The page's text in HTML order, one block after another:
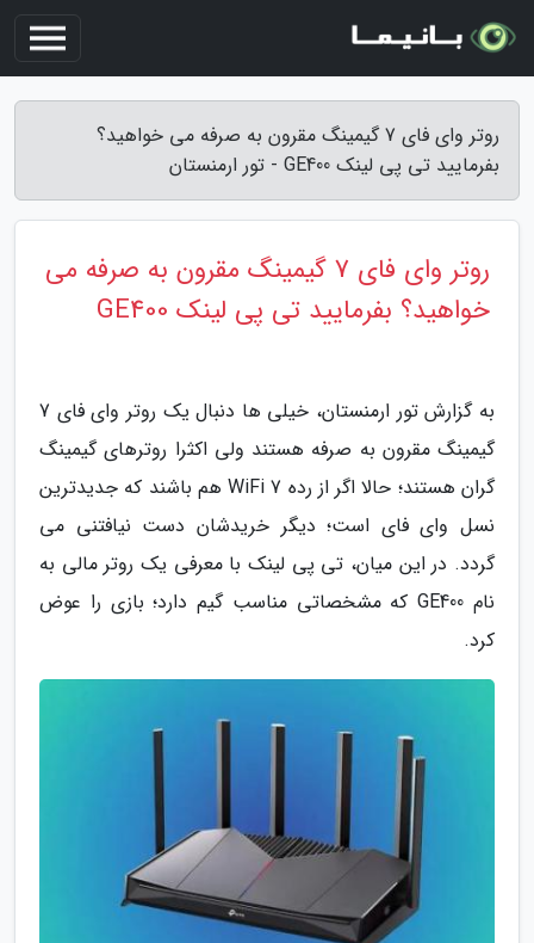
روتر وای فای 7 گیمینگ مقرون به صرفه می خواهید؟
بفرمایید تی پی لینک GE400 - تور ارمنستان
روتر وای فای 7 گیمینگ مقرون به صرفه می
خواهید؟ بفرمایید تی پی لینک GE400
به گزارش تور ارمنستان، خیلی ها دنبال یک روتر وای فای 7
گیمینگ مقرون به صرفه هستند ولی اکثرا روترهای گیمینگ
گران هستند؛ حالا اگر از رده WiFi 7 هم باشند که جدیدترین
نسل وای فای است؛ دیگر خریدشان دست نیافتنی می
گردد. در این میان، تی پی لینک با معرفی یک روتر مالی به
نام GE400 که مشخصاتی مناسب گیم دارد؛ بازی را عوض
کرد.